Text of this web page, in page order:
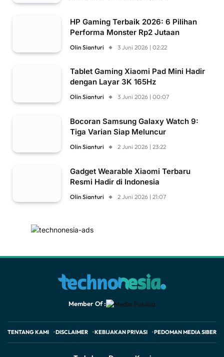
HP Gaming Terbaik 2026: 6 Pilihan
Performa Monster Rp2 Jutaan
Olin Sianturi 3 Juni 2026 | 02:22
Tablet Gaming Xiaomi Pad Mini Hadir
dengan Layar 3K 165Hz
Olin Sianturi 3 Juni 2026 | 00:07
Bocoran Samsung Galaxy Watch 9:
Tiga Varian Siap Meluncur
Olin Sianturi 2 Juni 2026 | 23:22
Gadget Wearable Xiaomi Terbaru
Resmi Hadir di Indonesia
Olin Sianturi 2 Juni 2026 | 21:07
Member Of :
TENTANG KAMI DISCLAIMER KEBIJAKAN PRIVASI PEDOMAN MEDIA SIBER